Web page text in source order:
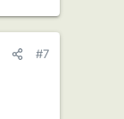
#7